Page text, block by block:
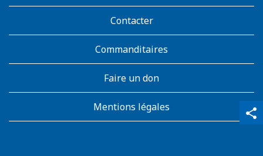
share
qr_code_scanner
content_copy
Contacter
Commanditaires
Faire un don
Mentions légales